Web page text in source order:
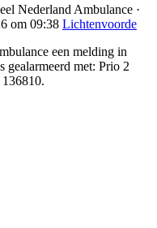
Nederland Ambulance ·
om 09:38 Lichtenvoorde
een melding in
gealarmeerd met: Prio 2